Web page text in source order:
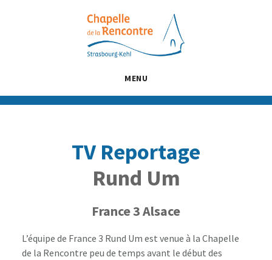
MENU
TV Reportage
Rund Um
France 3 Alsace
L’équipe de France 3 Rund Um est venue à la Chapelle
de la Rencontre peu de temps avant le début des